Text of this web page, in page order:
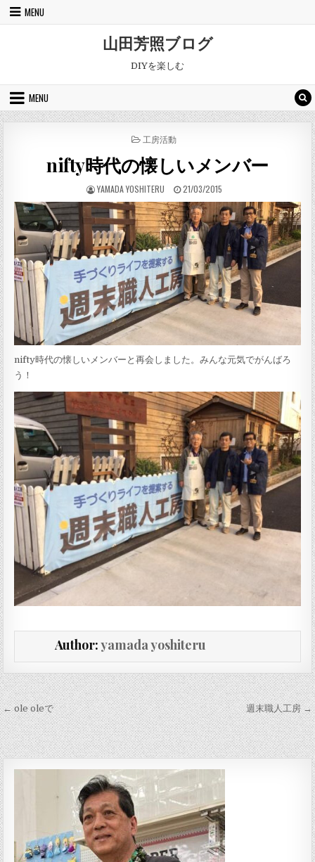
Skip to content
MENU
山田芳照ブログ
DIYを楽しむ
MENU
POSTED IN
工房活動
nifty時代の懐しいメンバー
AUTHOR:
YAMADA YOSHITERU PUBLISHED DATE:
21/03/2015
nifty時代の懐しいメンバーと再会しました。みんな元気でがんばろ
う！
Author:yamada yoshiteru
投稿ナビゲーション
← ole oleで 週末職人工房 →